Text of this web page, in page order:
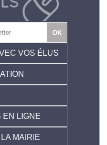
VOS ÉLUS
EN LIGNE
MAIRIE